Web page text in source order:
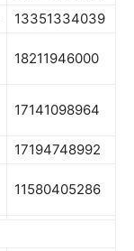
13351334039
18211946000
17141098964
17194748992
11580405286